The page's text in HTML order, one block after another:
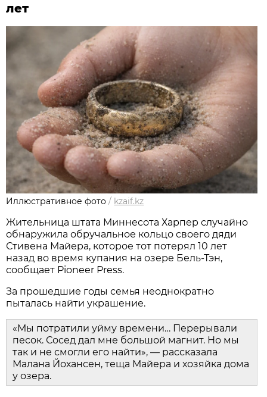
лет
Иллюстративное фото / kzaif.kz
Жительница штата Миннесота Харпер случайно
обнаружила обручальное кольцо своего дяди
Стивена Майера, которое тот потерял 10 лет
назад во время купания на озере Бель-Тэн,
сообщает Pioneer Press.
За прошедшие годы семья неоднократно
пыталась найти украшение.
«Мы потратили уйму времени… Перерывали
песок. Сосед дал мне большой магнит. Но мы
так и не смогли его найти», — рассказала
Малана Йохансен, теща Майера и хозяйка дома
у озера.